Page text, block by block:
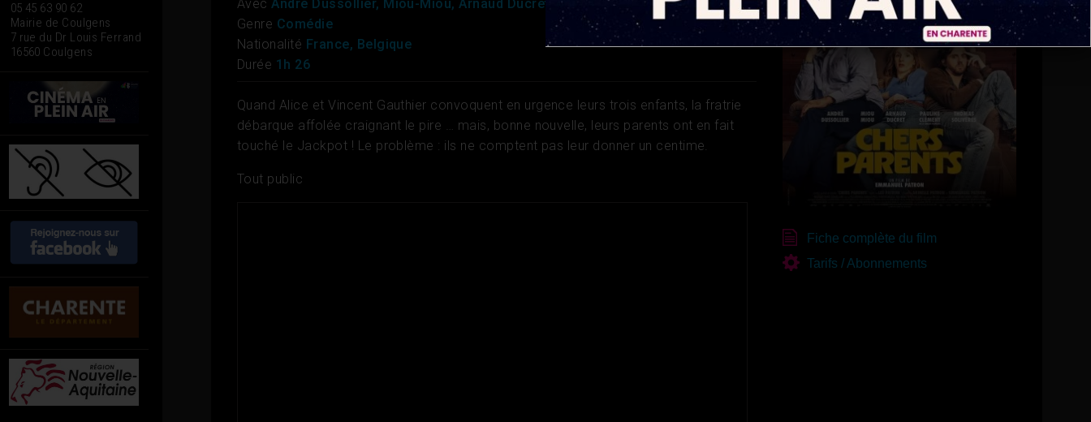
05 45 63 90 62
Mairie de Coulgens
7 rue du Dr Louis Ferrand
16560 Coulgens
Avec André Dussollier, Miou-Miou, Arnaud Ducret
Genre Comédie
Nationalité France, Belgique
Durée 1h 26
Quand Alice et Vincent Gauthier convoquent en urgence leurs trois enfants, la fratrie
débarque affolée craignant le pire … mais, bonne nouvelle, leurs parents ont en fait
touché le Jackpot ! Le problème : ils ne comptent pas leur donner un centime.
Tout public
Fiche complète du film
Tarifs / Abonnements